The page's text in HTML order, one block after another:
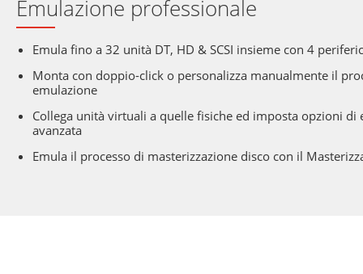
Emulazione professionale
Emula fino a 32 unità DT, HD & SCSI insieme con 4
Monta con doppio-click o personalizza manualmente il
emulazione
Collega unità virtuali a quelle fisiche ed imposta opzioni di
avanzata
Emula il processo di masterizzazione disco con il